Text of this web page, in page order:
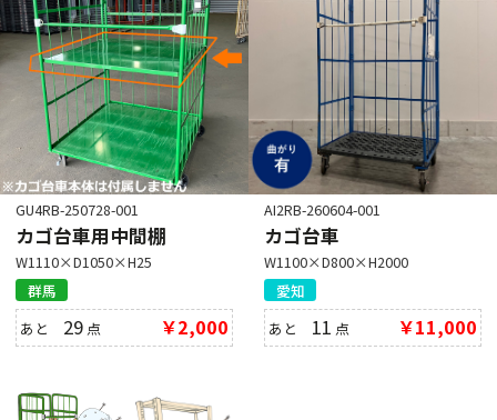
GU4RB-250728-001
カゴ台車用中間棚
W1110×D1050×H25
群馬
あと 29 点 ￥2,000
AI2RB-260604-001
カゴ台車
W1100×D800×H2000
愛知
あと 11 点 ￥11,000